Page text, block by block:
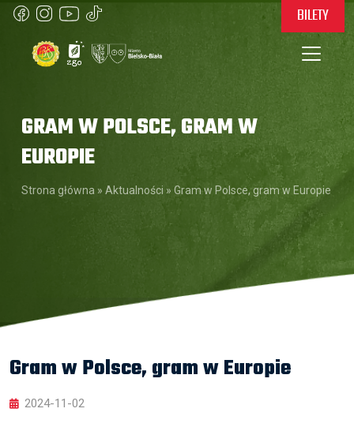
BILETY
GRAM W POLSCE, GRAM W
EUROPIE
Strona główna » Aktualności » Gram w Polsce, gram w Europie
Gram w Polsce, gram w Europie
2024-11-02